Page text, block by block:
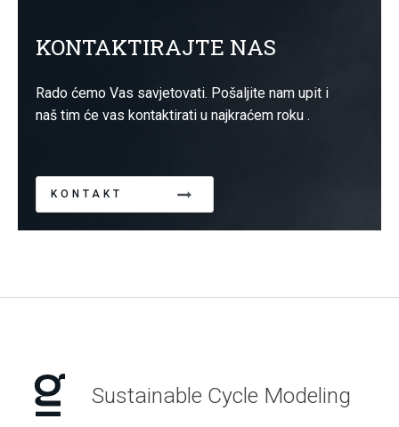
KONTAKTIRAJTE NAS
Rado ćemo Vas savjetovati. Pošaljite nam upit i
naš tim će vas kontaktirati u najkraćem roku .
KONTAKT
Sustainable Cycle Modeling